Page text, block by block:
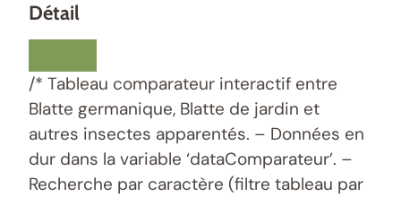
Détail
/* Tableau comparateur interactif entre
Blatte germanique, Blatte de jardin et
autres insectes apparentés. – Données en
dur dans la variable ‘dataComparateur’. –
Recherche par caractère (filtre tableau par